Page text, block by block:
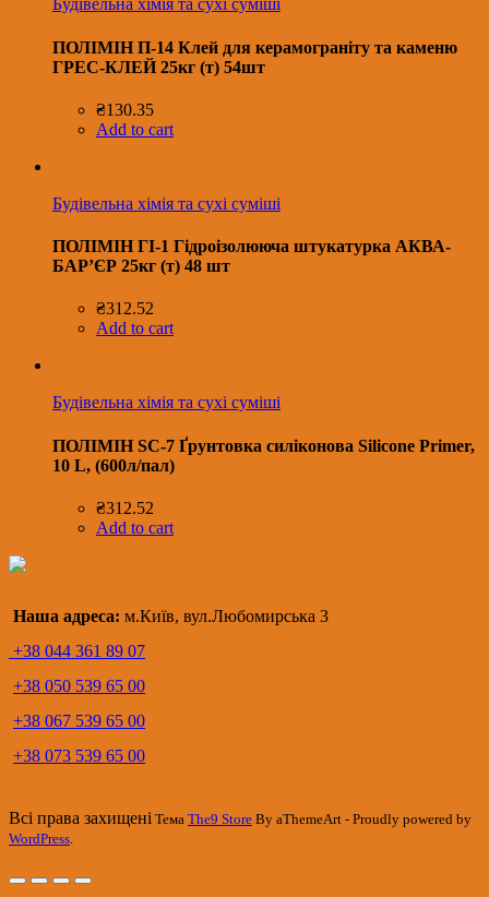
Будівельна хімія та сухі суміші
ПОЛІМІН П-14 Клей для керамограніту та каменю
ГРЕС-КЛЕЙ 25кг (т) 54шт
₴130.35
Add to cart
Будівельна хімія та сухі суміші
ПОЛІМІН ГІ-1 Гідроізолююча штукатурка АКВА-
БАР’ЄР 25кг (т) 48 шт
₴312.52
Add to cart
Будівельна хімія та сухі суміші
ПОЛІМІН SC-7 Ґрунтовка силіконова Silicone Primer,
10 L, (600л/пал)
₴312.52
Add to cart
Наша адреса: м.Київ, вул.Любомирська 3
+38 044 361 89 07
+38 050 539 65 00
+38 067 539 65 00
+38 073 539 65 00
Всі права захищені Тема The9 Store By aThemeArt - Proudly powered by
WordPress